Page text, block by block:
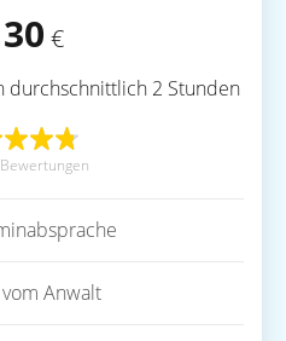
30 €
durchschnittlich 2 Stunden
Anwalt